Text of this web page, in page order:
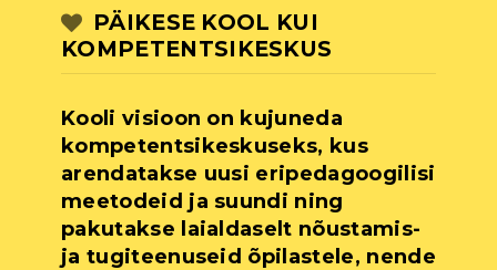
PÄIKESE KOOL KUI
KOMPETENTSIKESKUS
Kooli visioon on kujuneda
kompetentsikeskuseks, kus
arendatakse uusi eripedagoogilisi
meetodeid ja suundi ning
pakutakse laialdaselt nõustamis-
ja tugiteenuseid õpilastele, nende